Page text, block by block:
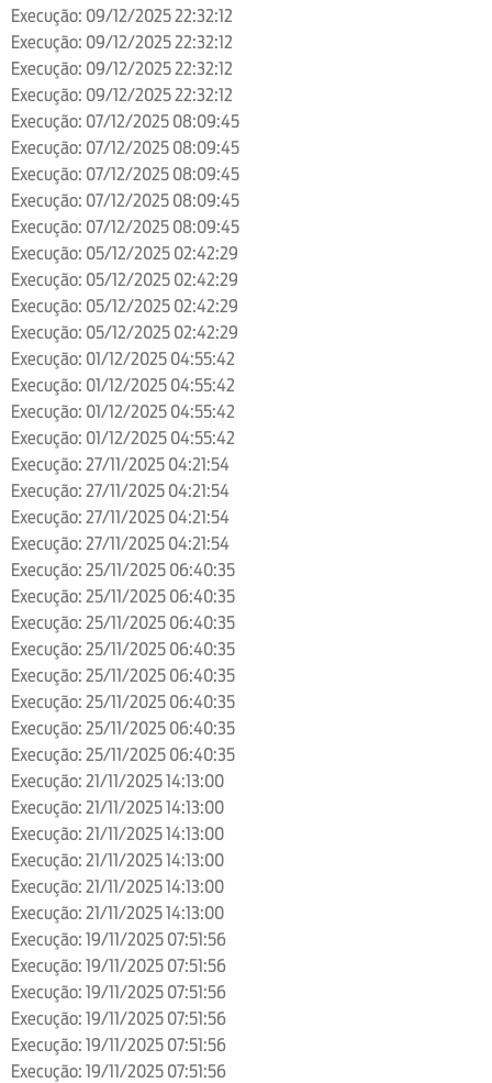
Execução: 09/12/2025 22:32:12
Execução: 09/12/2025 22:32:12
Execução: 09/12/2025 22:32:12
Execução: 09/12/2025 22:32:12
Execução: 07/12/2025 08:09:45
Execução: 07/12/2025 08:09:45
Execução: 07/12/2025 08:09:45
Execução: 07/12/2025 08:09:45
Execução: 07/12/2025 08:09:45
Execução: 05/12/2025 02:42:29
Execução: 05/12/2025 02:42:29
Execução: 05/12/2025 02:42:29
Execução: 05/12/2025 02:42:29
Execução: 01/12/2025 04:55:42
Execução: 01/12/2025 04:55:42
Execução: 01/12/2025 04:55:42
Execução: 01/12/2025 04:55:42
Execução: 27/11/2025 04:21:54
Execução: 27/11/2025 04:21:54
Execução: 27/11/2025 04:21:54
Execução: 27/11/2025 04:21:54
Execução: 25/11/2025 06:40:35
Execução: 25/11/2025 06:40:35
Execução: 25/11/2025 06:40:35
Execução: 25/11/2025 06:40:35
Execução: 25/11/2025 06:40:35
Execução: 25/11/2025 06:40:35
Execução: 25/11/2025 06:40:35
Execução: 25/11/2025 06:40:35
Execução: 21/11/2025 14:13:00
Execução: 21/11/2025 14:13:00
Execução: 21/11/2025 14:13:00
Execução: 21/11/2025 14:13:00
Execução: 21/11/2025 14:13:00
Execução: 21/11/2025 14:13:00
Execução: 19/11/2025 07:51:56
Execução: 19/11/2025 07:51:56
Execução: 19/11/2025 07:51:56
Execução: 19/11/2025 07:51:56
Execução: 19/11/2025 07:51:56
Execução: 19/11/2025 07:51:56